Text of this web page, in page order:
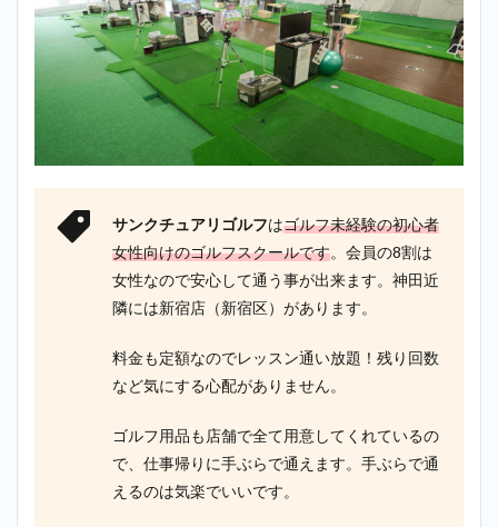
サンクチュアリゴルフはゴルフ未経験の初心者
女性向けのゴルフスクールです。会員の8割は
女性なので安心して通う事が出来ます。神田近
隣には新宿店（新宿区）があります。
料金も定額なのでレッスン通い放題！残り回数
など気にする心配がありません。
ゴルフ用品も店舗で全て用意してくれているの
で、仕事帰りに手ぶらで通えます。手ぶらで通
えるのは気楽でいいです。